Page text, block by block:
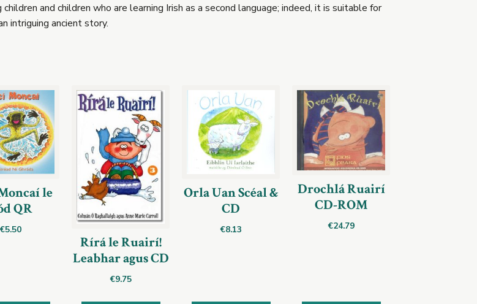
and children who are learning Irish as a second language; indeed, it is suitable for
intriguing ancient story.
le
QR
€5.50
Rírá le Ruairí!
Leabhar agus CD
€9.75
Orla Uan Scéal &
CD
€8.13
Drochlá Ruairí
CD-ROM
€24.79